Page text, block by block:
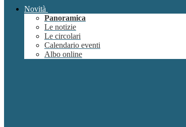
Novità
Panoramica
Le notizie
Le circolari
Calendario eventi
Albo online